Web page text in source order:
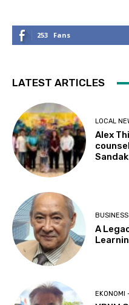
253 Fans
LATEST ARTICLES
LOCAL
Alex
BUSINESS
A
EKONOMI